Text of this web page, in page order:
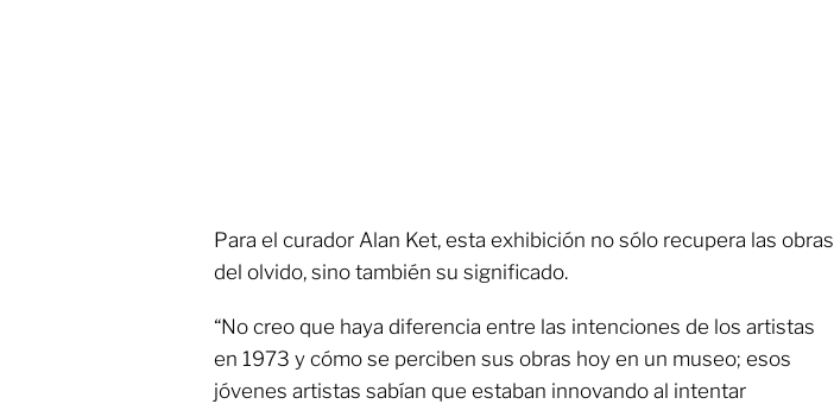
Para el curador Alan Ket, esta exhibición no sólo recupera las obras
del olvido, sino también su significado.
“No creo que haya diferencia entre las intenciones de los artistas
en 1973 y cómo se perciben sus obras hoy en un museo; esos
jóvenes artistas sabían que estaban innovando al intentar